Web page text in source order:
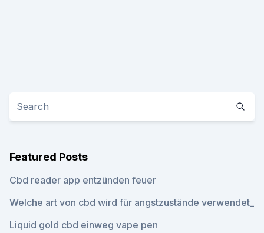
Featured Posts
Cbd reader app entzünden feuer
Welche art von cbd wird für angstzustände verwendet_
Liquid gold cbd einweg vape pen